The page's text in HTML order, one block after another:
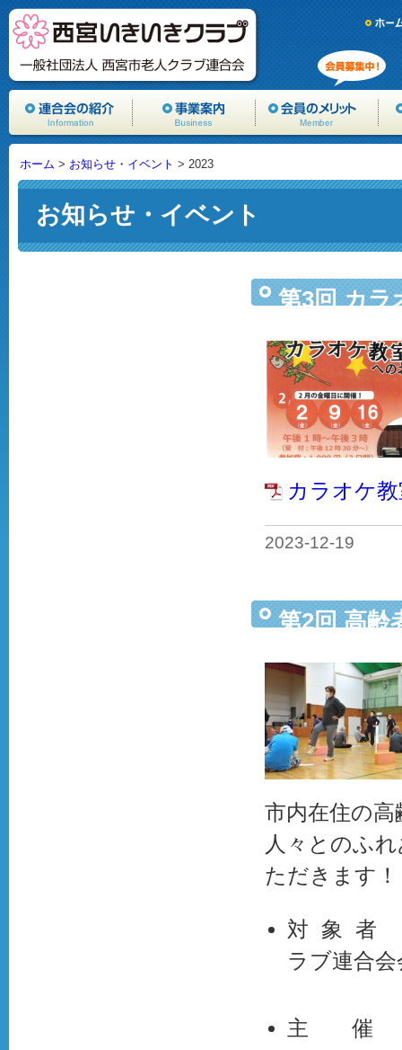
ホーム > お知らせ・イベント > 2023
お知らせ・イベント
第3回 カラ
カラオケ
2023-12-19
第2回 高齢
市内在住の
人々とのふ
ただきます！
対 象 者
ラブ連合
主 催 ：